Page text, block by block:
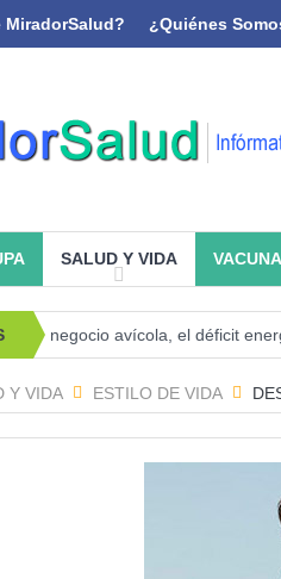
MiradorSalud? ¿Quiénes
SALUD Y VIDA
avícola, el déficit energético y
Y VIDA ESTILO DE VIDA